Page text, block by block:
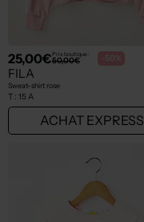
25,00€Prix boutique :
50,00€ -50%
FILA
Sweat-shirt rose
T : 15 A
ACHAT EXPRESS